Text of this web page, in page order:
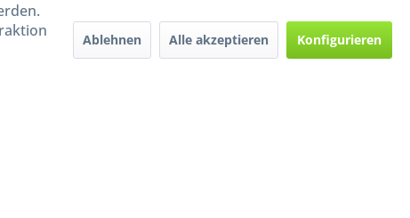
Ablehnen Alle akzeptieren Konfigurieren